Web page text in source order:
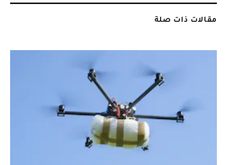
مقالات ذات صلة